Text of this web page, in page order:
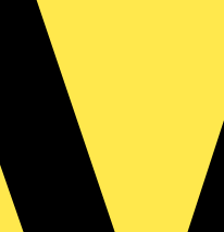
Zugang zu Branchennews,
Tools – alles auf einer